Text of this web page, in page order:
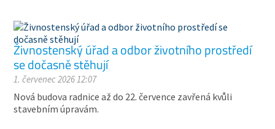
Živnostenský úřad a odbor životního prostředí
se dočasně stěhují
1. červenec 2026 12:07
Nová budova radnice až do 22. července zavřená kvůli
stavebním úpravám.